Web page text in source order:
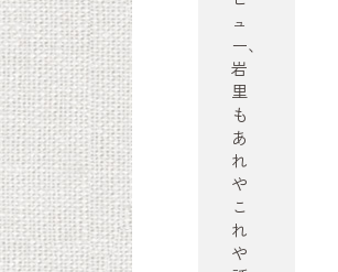
ュ
ー、
岩
里
も
あ
れ
や
こ
れ
や